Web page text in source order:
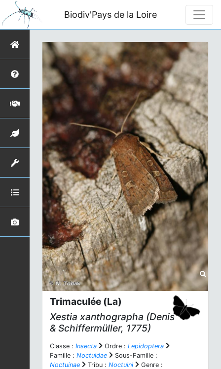
Biodiv'Pays de la Loire
Trimaculée (La)
Xestia xanthographa (Denis
& Schiffermüller, 1775)
Classe : Insecta Ordre : Lepidoptera
Famille : Noctuidae
Sous-Famille :
Noctuinae
Tribu : Noctuini
Genre :